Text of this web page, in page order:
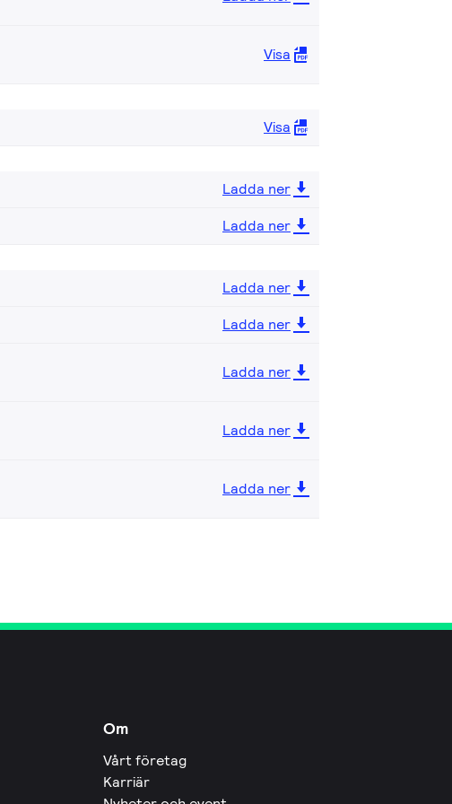
Visa
Visa
Ladda ner
Ladda ner
Ladda ner
Ladda ner
Ladda ner
Ladda ner
Ladda ner
Om
Vårt företag
Karriär